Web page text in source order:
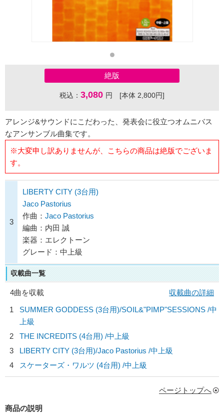
絶版
税込： 3,080 円 [本体 2,800円]
アレンジ&サウンドにこだわった、発表会に役立つオムニバス
なアンサンブル曲集です。
※大変申し訳ありませんが、こちらの商品は絶版でございま
す。
3
LIBERTY CITY (3台用)
Jaco Pastorius
作曲： Jaco Pastorius
編曲：内田 誠
楽器：エレクトーン
グレード：中上級
収載曲一覧
4曲を収載
収載曲の詳細
1
SUMMER GODDESS (3台用)/SOIL&"PIMP"SESSIONS /中
上級
2
THE INCREDITS (4台用) /中上級
3
LIBERTY CITY (3台用)/Jaco Pastorius /中上級
4
スケーターズ・ワルツ (4台用) /中上級
ページトップへ
商品の説明